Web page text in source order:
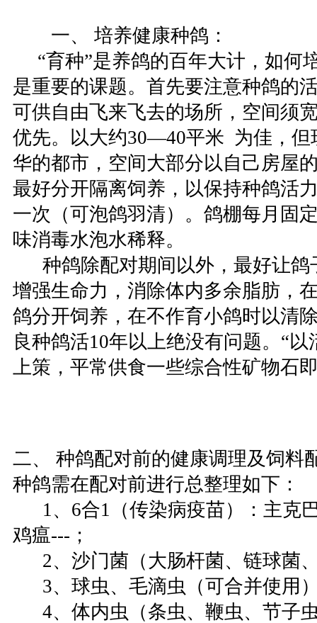
一、 培养健康种鸽：
“育种”是养鸽的百年大计，如何
是重要的课题。首先要注意种鸽的
可供自由飞来飞去的场所，空间须
优先。以大约30—40平米 为佳，但
华的都市，空间大部分以自己房屋
最好分开隔离饲养，以保持种鸽活
一次（可泡鸽羽清）。鸽棚每月固
味消毒水泡水稀释。
种鸽除配对期间以外，最好让鸽
增强生命力，消除体内多余脂肪，
鸽分开饲养，在不作育小鸽时以清
良种鸽活10年以上绝没有问题。“以
上策，平常供食一些综合性矿物石
二、 种鸽配对前的健康调理及饲料
种鸽需在配对前进行总整理如下：
1、6合1（传染病疫苗）：主克
鸡瘟---；
2、沙门菌（大肠杆菌、链球菌
3、球虫、毛滴虫（可合并使用
4、体内虫（条虫、鞭虫、节子